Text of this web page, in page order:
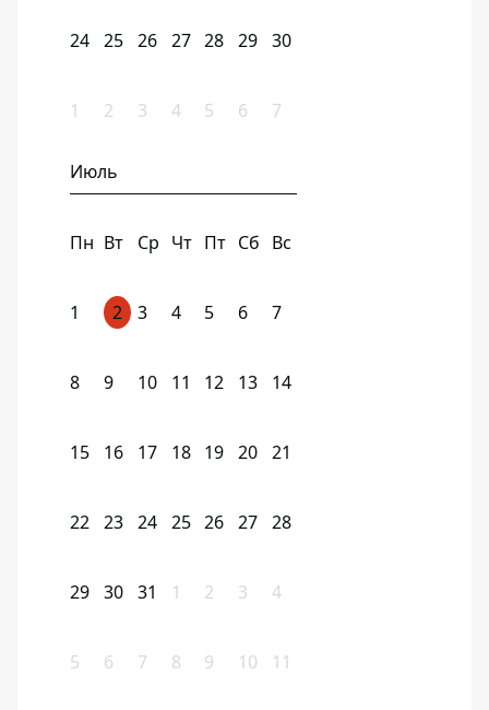
24 25 26 27 28 29 30
1 2 3 4 5 6 7
Июль
Пн Вт Ср Чт Пт Сб Вс
1 2 3 4 5 6 7
8 9 10 11 12 13 14
15 16 17 18 19 20 21
22 23 24 25 26 27 28
29 30 31 1 2 3 4
5 6 7 8 9 10 11